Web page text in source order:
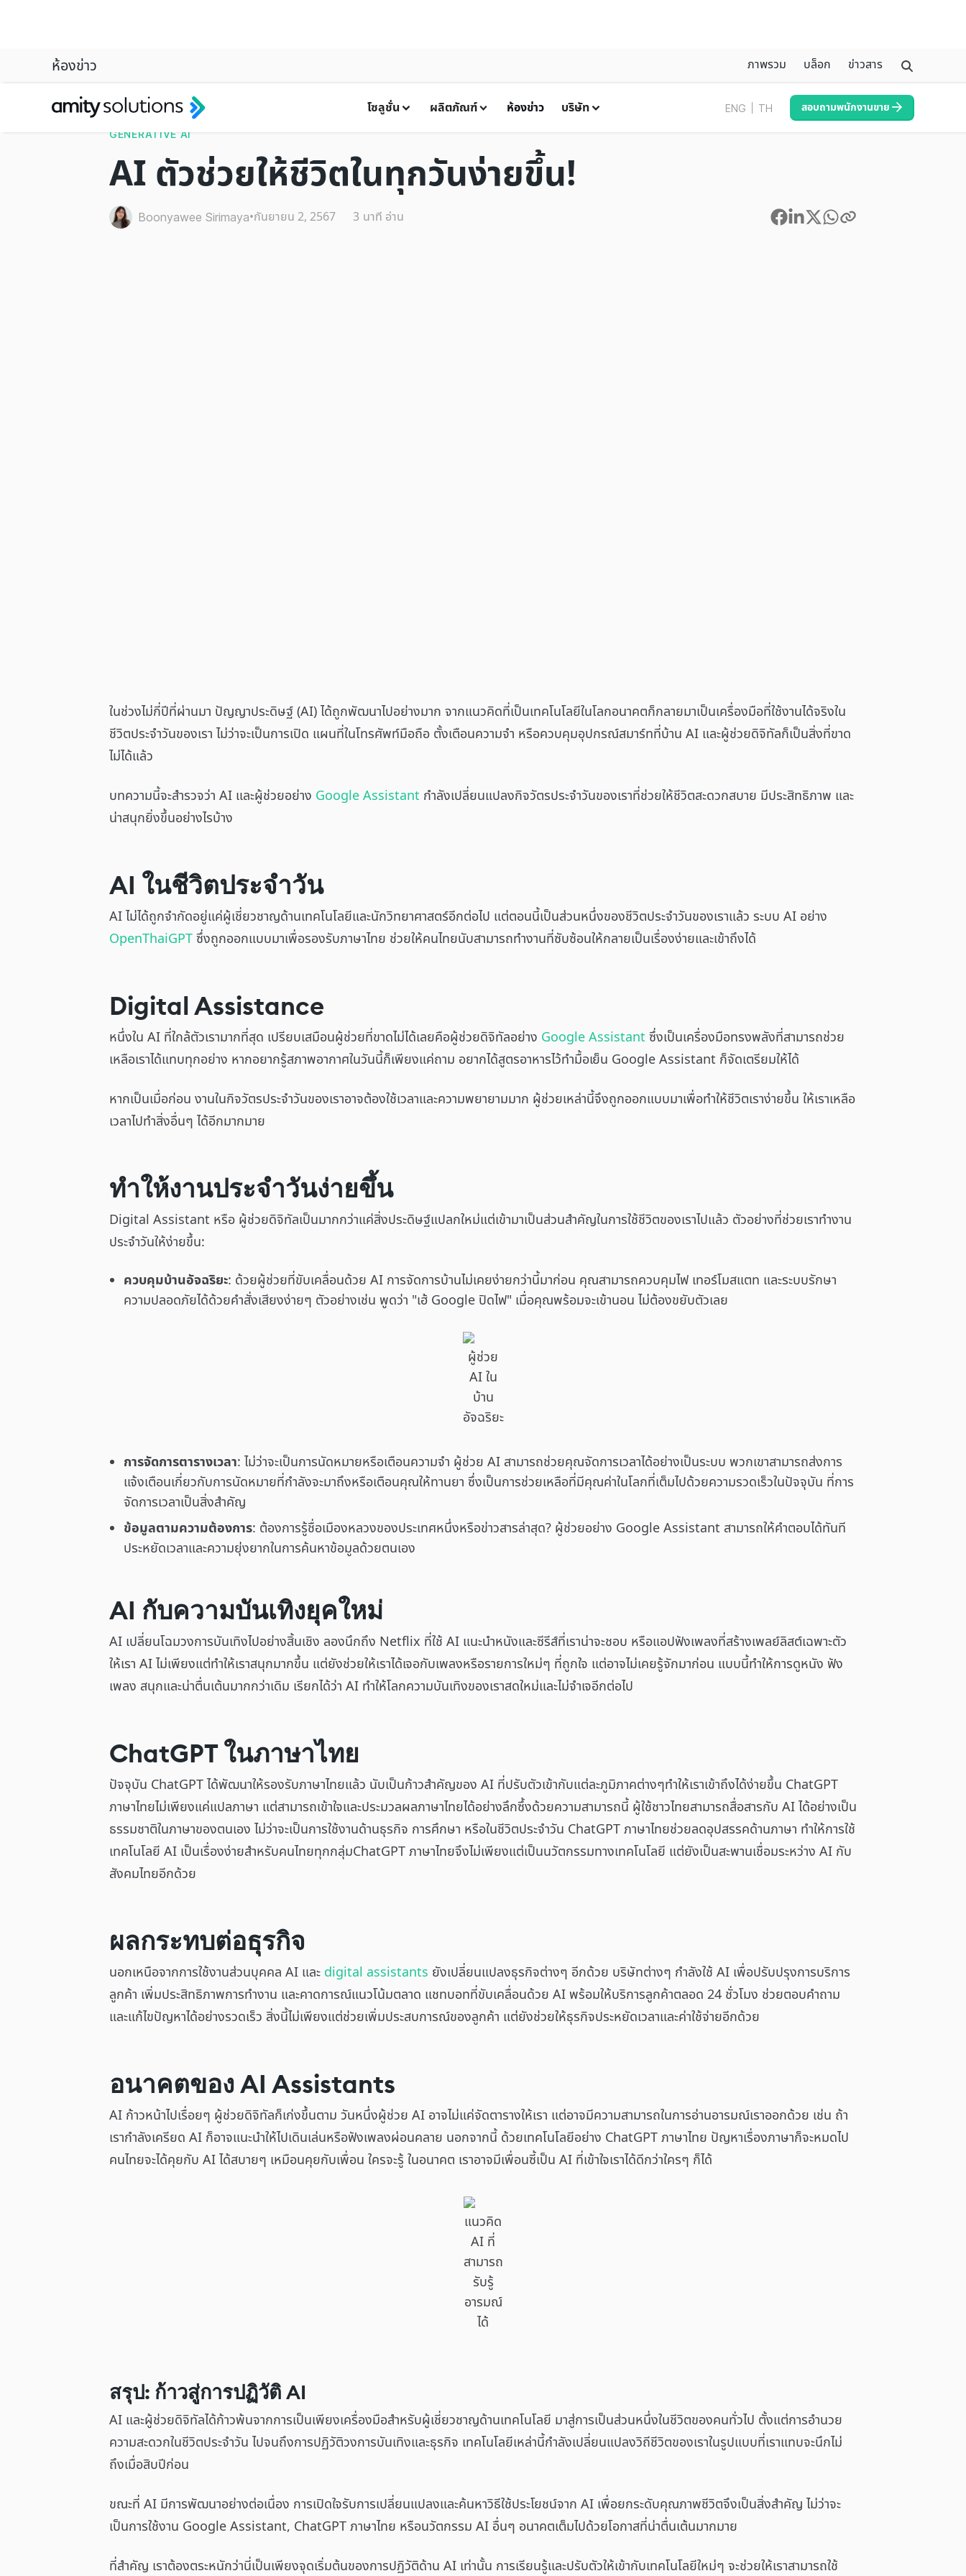
โซลูชั่น ผลิตภัณฑ์ ห้องข่าว บริษัท ENG TH สอบถามพนักงานขาย
ห้องข่าว ภาพรวม บล็อก ข่าวสาร
GENERATIVE AI
AI ตัวช่วยให้ชีวิตในทุกวันง่ายขึ้น!
Boonyawee Sirimaya•กันยายน 2, 2567 3 นาที อ่าน
ในช่วงไม่กี่ปีที่ผ่านมา ปัญญาประดิษฐ์ (AI) ได้ถูกพัฒนาไปอย่างมาก จากแนวคิดที่เป็นเทคโนโลยีในโลกอนาคตก็กลายมาเป็นเครื่องมือที่ใช้งานได้จริงใน
ชีวิตประจำวันของเรา ไม่ว่าจะเป็นการเปิด แผนที่ในโทรศัพท์มือถือ ตั้งเตือนความจำ หรือควบคุมอุปกรณ์สมาร์ทที่บ้าน AI และผู้ช่วยดิจิทัลก็เป็นสิ่งที่ขาด
ไม่ได้แล้ว
บทความนี้จะสำรวจว่า AI และผู้ช่วยอย่าง Google Assistant กำลังเปลี่ยนแปลงกิจวัตรประจำวันของเราที่ช่วยให้ชีวิตสะดวกสบาย มีประสิทธิภาพ และ
น่าสนุกยิ่งขึ้นอย่างไรบ้าง
AI ในชีวิตประจำวัน
AI ไม่ได้ถูกจำกัดอยู่แค่ผู้เชี่ยวชาญด้านเทคโนโลยีและนักวิทยาศาสตร์อีกต่อไป แต่ตอนนี้เป็นส่วนหนึ่งของชีวิตประจำวันของเราแล้ว ระบบ AI อย่าง
OpenThaiGPTซึ่งถูกออกแบบมาเพื่อรองรับภาษาไทย ช่วยให้คนไทยนับสามารถทำงานที่ซับซ้อนให้กลายเป็นเรื่องง่ายและเข้าถึงได้
Digital Assistance
หนึ่งใน AI ที่ใกล้ตัวเรามากที่สุด เปรียบเสมือนผู้ช่วยที่ขาดไม่ได้เลยคือผู้ช่วยดิจิทัลอย่าง Google Assistant ซึ่งเป็นเครื่องมือทรงพลังที่สามารถช่วย
เหลือเราได้แทบทุกอย่าง หากอยากรู้สภาพอากาศในวันนี้ก็เพียงแค่ถาม อยากได้สูตรอาหารไว้ทำมื้อเย็น Google Assistant ก็จัดเตรียมให้ได้
หากเป็นเมื่อก่อน งานในกิจวัตรประจำวันของเราอาจต้องใช้เวลาและความพยายามมาก ผู้ช่วยเหล่านี้จึงถูกออกแบบมาเพื่อทำให้ชีวิตเราง่ายขึ้น ให้เราเหลือ
เวลาไปทำสิ่งอื่นๆ ได้อีกมากมาย
ทำให้งานประจำวันง่ายขึ้น
Digital Assistant หรือ ผู้ช่วยดิจิทัลเป็นมากกว่าแค่สิ่งประดิษฐ์แปลกใหม่แต่เข้ามาเป็นส่วนสำคัญในการใช้ชีวิตของเราไปแล้ว ตัวอย่างที่ช่วยเราทำงาน
ประจำวันให้ง่ายขึ้น:
ควบคุมบ้านอัจฉริยะ: ด้วยผู้ช่วยที่ขับเคลื่อนด้วย AI การจัดการบ้านไม่เคยง่ายกว่านี้มาก่อน คุณสามารถควบคุมไฟ เทอร์โมสแตท และระบบรักษา
ความปลอดภัยได้ด้วยคำสั่งเสียงง่ายๆ ตัวอย่างเช่น พูดว่า "เฮ้ Google ปิดไฟ" เมื่อคุณพร้อมจะเข้านอน ไม่ต้องขยับตัวเลย
ผู้ช่วย
AI ใน
บ้าน
อัจฉริยะ
การจัดการตารางเวลา: ไม่ว่าจะเป็นการนัดหมายหรือเตือนความจำ ผู้ช่วย AI สามารถช่วยคุณจัดการเวลาได้อย่างเป็นระบบ พวกเขาสามารถส่งการ
แจ้งเตือนเกี่ยวกับการนัดหมายที่กำลังจะมาถึงหรือเตือนคุณให้ทานยา ซึ่งเป็นการช่วยเหลือที่มีคุณค่าในโลกที่เต็มไปด้วยความรวดเร็วในปัจจุบัน ที่การ
จัดการเวลาเป็นสิ่งสำคัญ
ข้อมูลตามความต้องการ: ต้องการรู้ชื่อเมืองหลวงของประเทศหนึ่งหรือข่าวสารล่าสุด? ผู้ช่วยอย่าง Google Assistant สามารถให้คำตอบได้ทันที
ประหยัดเวลาและความยุ่งยากในการค้นหาข้อมูลด้วยตนเอง
AI กับความบันเทิงยุคใหม่
AI เปลี่ยนโฉมวงการบันเทิงไปอย่างสิ้นเชิง ลองนึกถึง Netflix ที่ใช้ AI แนะนำหนังและซีรีส์ที่เราน่าจะชอบ หรือแอปฟังเพลงที่สร้างเพลย์ลิสต์เฉพาะตัว
ให้เรา AI ไม่เพียงแต่ทำให้เราสนุกมากขึ้น แต่ยังช่วยให้เราได้เจอกับเพลงหรือรายการใหม่ๆ ที่ถูกใจ แต่อาจไม่เคยรู้จักมาก่อน แบบนี้ทำให้การดูหนัง ฟัง
เพลง สนุกและน่าตื่นเต้นมากกว่าเดิม เรียกได้ว่า AI ทำให้โลกความบันเทิงของเราสดใหม่และไม่จำเจอีกต่อไป
ChatGPT ในภาษาไทย
ปัจจุบัน ChatGPT ได้พัฒนาให้รองรับภาษาไทยแล้ว นับเป็นก้าวสำคัญของ AI ที่ปรับตัวเข้ากับแต่ละภูมิภาคต่างๆทำให้เราเข้าถึงได้ง่ายขึ้น ChatGPT
ภาษาไทยไม่เพียงแค่แปลภาษา แต่สามารถเข้าใจและประมวลผลภาษาไทยได้อย่างลึกซึ้งด้วยความสามารถนี้ ผู้ใช้ชาวไทยสามารถสื่อสารกับ AI ได้อย่างเป็น
ธรรมชาติในภาษาของตนเอง ไม่ว่าจะเป็นการใช้งานด้านธุรกิจ การศึกษา หรือในชีวิตประจำวัน ChatGPT ภาษาไทยช่วยลดอุปสรรคด้านภาษา ทำให้การใช้
เทคโนโลยี AI เป็นเรื่องง่ายสำหรับคนไทยทุกกลุ่มChatGPT ภาษาไทยจึงไม่เพียงแต่เป็นนวัตกรรมทางเทคโนโลยี แต่ยังเป็นสะพานเชื่อมระหว่าง AI กับ
สังคมไทยอีกด้วย
ผลกระทบต่อธุรกิจ
นอกเหนือจากการใช้งานส่วนบุคคล AI และ digital assistants ยังเปลี่ยนแปลงธุรกิจต่างๆ อีกด้วย บริษัทต่างๆ กำลังใช้ AI เพื่อปรับปรุงการบริการ
ลูกค้า เพิ่มประสิทธิภาพการทำงาน และคาดการณ์แนวโน้มตลาด แชทบอทที่ขับเคลื่อนด้วย AI พร้อมให้บริการลูกค้าตลอด 24 ชั่วโมง ช่วยตอบคำถาม
และแก้ไขปัญหาได้อย่างรวดเร็ว สิ่งนี้ไม่เพียงแต่ช่วยเพิ่มประสบการณ์ของลูกค้า แต่ยังช่วยให้ธุรกิจประหยัดเวลาและค่าใช้จ่ายอีกด้วย
อนาคตของ AI Assistants
AI ก้าวหน้าไปเรื่อยๆ ผู้ช่วยดิจิทัลก็เก่งขึ้นตาม วันหนึ่งผู้ช่วย AI อาจไม่แค่จัดตารางให้เรา แต่อาจมีความสามารถในการอ่านอารมณ์เราออกด้วย เช่น ถ้า
เรากำลังเครียด AI ก็อาจแนะนำให้ไปเดินเล่นหรือฟังเพลงผ่อนคลาย นอกจากนี้ ด้วยเทคโนโลยีอย่าง ChatGPT ภาษาไทย ปัญหาเรื่องภาษาก็จะหมดไป
คนไทยจะได้คุยกับ AI ได้สบายๆ เหมือนคุยกับเพื่อน ใครจะรู้ ในอนาคต เราอาจมีเพื่อนซี้เป็น AI ที่เข้าใจเราได้ดีกว่าใครๆ ก็ได้
แนวคิด
AI ที่
สามารถ
รับรู้
อารมณ์
ได้
สรุป: ก้าวสู่การปฏิวัติ AI
AI และผู้ช่วยดิจิทัลได้ก้าวพ้นจากการเป็นเพียงเครื่องมือสำหรับผู้เชี่ยวชาญด้านเทคโนโลยี มาสู่การเป็นส่วนหนึ่งในชีวิตของคนทั่วไป ตั้งแต่การอำนวย
ความสะดวกในชีวิตประจำวัน ไปจนถึงการปฏิวัติวงการบันเทิงและธุรกิจ เทคโนโลยีเหล่านี้กำลังเปลี่ยนแปลงวิถีชีวิตของเราในรูปแบบที่เราแทบจะนึกไม่
ถึงเมื่อสิบปีก่อน
ขณะที่ AI มีการพัฒนาอย่างต่อเนื่อง การเปิดใจรับการเปลี่ยนแปลงและค้นหาวิธีใช้ประโยชน์จาก AI เพื่อยกระดับคุณภาพชีวิตจึงเป็นสิ่งสำคัญ ไม่ว่าจะ
เป็นการใช้งาน Google Assistant, ChatGPT ภาษาไทย หรือนวัตกรรม AI อื่นๆ อนาคตเต็มไปด้วยโอกาสที่น่าตื่นเต้นมากมาย
ที่สำคัญ เราต้องตระหนักว่านี่เป็นเพียงจุดเริ่มต้นของการปฏิวัติด้าน AI เท่านั้น การเรียนรู้และปรับตัวให้เข้ากับเทคโนโลยีใหม่ๆ จะช่วยให้เราสามารถใช้